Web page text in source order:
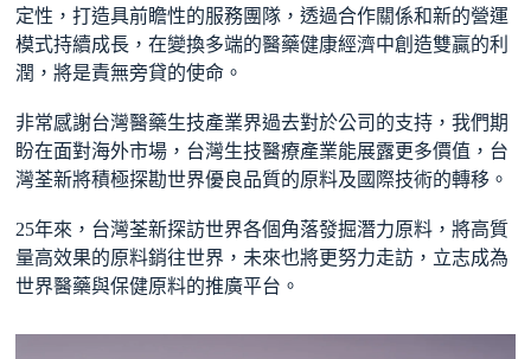
定性，打造具前瞻性的服務團隊，透過合作關係和新的營運
模式持續成長，在變換多端的醫藥健康經濟中創造雙贏的利
潤，將是責無旁貸的使命。
非常感謝台灣醫藥生技產業界過去對於公司的支持，我們期
盼在面對海外市場，台灣生技醫療產業能展露更多價值，台
灣荃新將積極探勘世界優良品質的原料及國際技術的轉移。
25年來，台灣荃新探訪世界各個角落發掘潛力原料，將高質
量高效果的原料銷往世界，未來也將更努力走訪，立志成為
世界醫藥與保健原料的推廣平台。